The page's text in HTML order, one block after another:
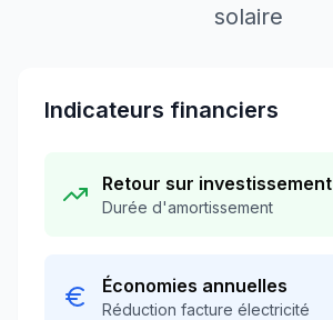
solaire
Indicateurs financiers
Retour sur investissement
Durée d'amortissement
Économies annuelles
Réduction facture électricité